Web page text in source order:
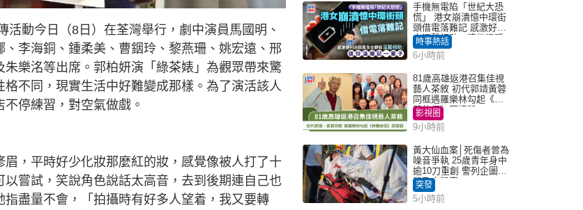
動今日（8日）在荃灣舉行，劇中演員馬國明、
李海銅、鍾柔美、曹銦玲、黎燕珊、姚宏遠、邢
樂洺等出席。郭柏妍演「綠茶婊」為觀眾帶來驚
不同，現實生活中好難變成那樣。為了演活該人
停練習，對空氣做戲。
，平時好少化妝那麼紅的妝，感覺像被人打了十
嘗試，笑說角色說話太高音，去到後期連自己也
盡量不會，「拍攝時有好多人望着，我又要轉
手機無電陷「世紀大恐
慌」 港女崩潰憶中環街
頭借電落難記 感激好心
人溫馨相助：這份溫暖
記一輩子｜Juicy叮
時事熱話
6小時前
81歲高雄返港召集佳視
藝人茶敘 初代郭靖黃蓉
同框遇羅樂林勾起《神
鵰俠侶》回憶殺
影視圈
9小時前
黃大仙血案│死傷者曾為
噪音爭執 25歲青年身中
逾10刀重創 警列企圖謀
殺及自殺案
突發
5小時前